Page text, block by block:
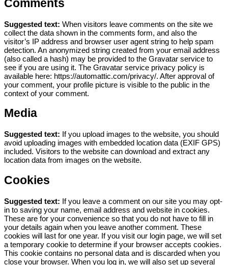
Comments
Suggested text: When visitors leave comments on the site we
collect the data shown in the comments form, and also the
visitor’s IP address and browser user agent string to help spam
detection. An anonymized string created from your email address
(also called a hash) may be provided to the Gravatar service to
see if you are using it. The Gravatar service privacy policy is
available here: https://automattic.com/privacy/. After approval of
your comment, your profile picture is visible to the public in the
context of your comment.
Media
Suggested text: If you upload images to the website, you should
avoid uploading images with embedded location data (EXIF GPS)
included. Visitors to the website can download and extract any
location data from images on the website.
Cookies
Suggested text: If you leave a comment on our site you may opt-
in to saving your name, email address and website in cookies.
These are for your convenience so that you do not have to fill in
your details again when you leave another comment. These
cookies will last for one year. If you visit our login page, we will set
a temporary cookie to determine if your browser accepts cookies.
This cookie contains no personal data and is discarded when you
close your browser. When you log in, we will also set up several